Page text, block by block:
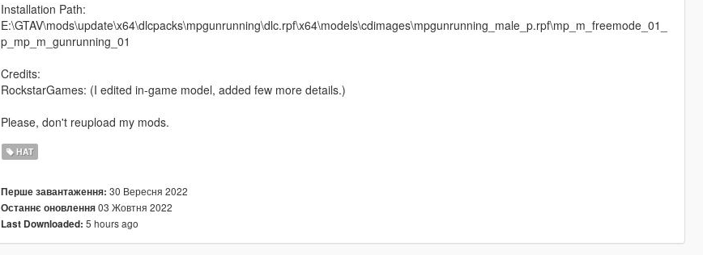
Installation Path:
E:\GTAV\mods\update\x64\dlcpacks\mpgunrunning\dlc.rpf\x64\models\cdimages\mpgunrunning_male_p.rpf\mp_m_freemode_01_
p_mp_m_gunrunning_01
Credits:
RockstarGames: (I edited in-game model, added few more details.)
Please, don't reupload my mods.
HAT
Перше завантаження: 30 Вересня 2022
Останнє оновлення03 Жовтня 2022
Last Downloaded: 5 hours ago